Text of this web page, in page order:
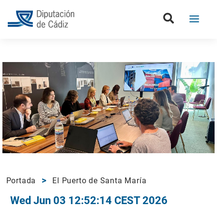
Portada El Puerto de Santa María
Wed Jun 03 12:52:14 CEST 2026